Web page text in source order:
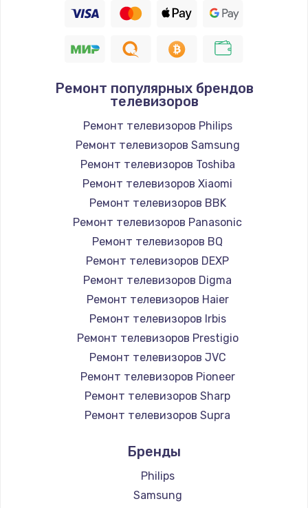
390 руб.
Замена Bluetooth/Wi-Fi модуля
800 руб.
Замена картридера
Заказать
Замена микросхемы NFC
1100 руб.
Заказать
Замена шим-контроллера
3900 руб.
Заказать
1030 руб.
Заказать
Ремонт популярных брендов
телевизоров
Ремонт телевизоров Philips
Ремонт телевизоров Samsung
Ремонт телевизоров Toshiba
Ремонт телевизоров Xiaomi
Ремонт телевизоров BBK
Ремонт телевизоров Panasonic
Ремонт телевизоров BQ
Ремонт телевизоров DEXP
Ремонт телевизоров Digma
Ремонт телевизоров Haier
Ремонт телевизоров Irbis
Ремонт телевизоров Prestigio
Ремонт телевизоров JVC
Ремонт телевизоров Pioneer
Ремонт телевизоров Sharp
Ремонт телевизоров Supra
Ремонт телевизоров Hisense
Ремонт телевизоров Daewoo
Ремонт телевизоров Centek
Бренды
Philips
Samsung